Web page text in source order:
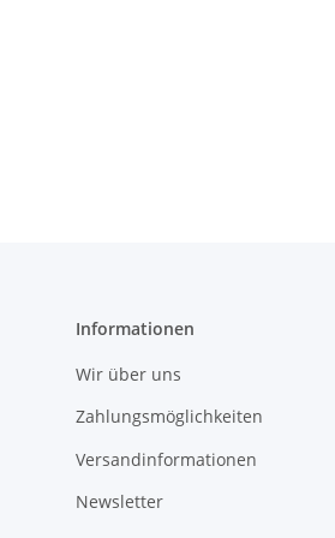
Informationen
Wir über uns
Zahlungsmöglichkeiten
Versandinformationen
Newsletter